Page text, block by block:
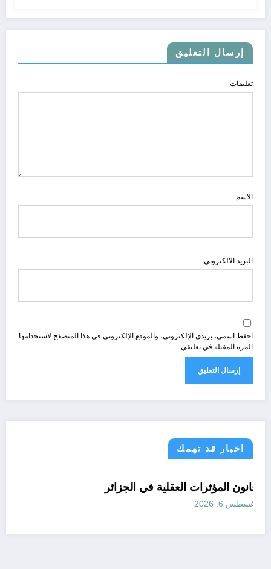
إرسال التعليق
تعليقات
الاسم
البريد الالكتروني
احفظ اسمي، بريدي الإلكتروني، والموقع الإلكتروني في هذا المتصفح لاستخدامها
المرة المقبلة في تعليقي.
اخبار قد تهمك
الجزائر الحدث قانون تشريع و ادارة مجتمع قانون المؤثرات العقلية في الجزائر
أغسطس 6, 2026